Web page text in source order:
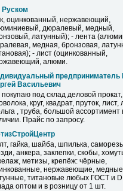
к, оцинкованный, нержавеющий,
дюралевый, медный,
латунный); - лента
медная, бронзовая,
- лист (оцинкованный,
алюми.
предприниматель
Васильевич
покупаю под склад деловой прокат,
круг, квадрат, пруток, лист,
, труба, большой ассортимент
Прайс по запросу.
гайка, шайба, шпилька,
анкера, заклепки, скобы,
метизы, крепёж: чёрные,
нержавеющие, медные
титановые любых ГОСТ и
оптом и в розницу от 1 шт.